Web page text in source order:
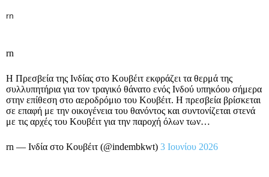
rn
rn
Η Πρεσβεία της Ινδίας στο Κουβέιτ εκφράζει τα θερμά της
συλλυπητήρια για τον τραγικό θάνατο ενός Ινδού υπηκόου σήμερα
στην επίθεση στο αεροδρόμιο του Κουβέιτ. Η πρεσβεία βρίσκεται
σε επαφή με την οικογένεια του θανόντος και συντονίζεται στενά
με τις αρχές του Κουβέιτ για την παροχή όλων των…
rn — Ινδία στο Κουβέιτ (@indembkwt) 3 Ιουνίου 2026